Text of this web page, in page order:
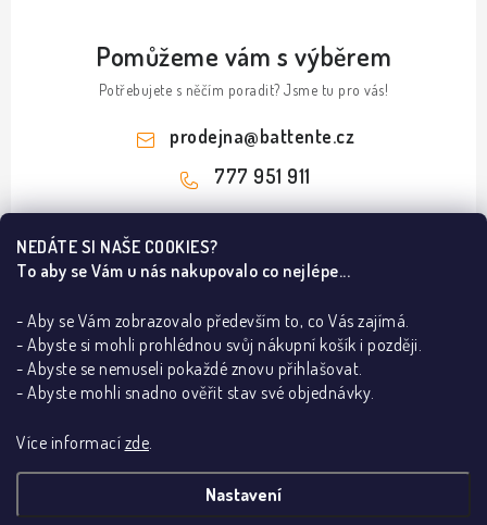
NEDÁTE SI NAŠE COOKIES?
To aby se Vám u nás nakupovalo co nejlépe...
- Aby se Vám zobrazovalo především to, co Vás zajímá.
- Abyste si mohli prohlédnou svůj nákupní košík i později.
- Abyste se nemuseli pokaždé znovu přihlašovat.
- Abyste mohli snadno ověřit stav své objednávky.
Více informací zde.
Nastavení
Pomůžeme vám s výběrem
Potřebujete s něčím poradit? Jsme tu pro vás!
prodejna@battente.cz
777 951 911
Z
Informace pro vás
B2B
REALIZACE
Kontakty
Proč s námi
Vrácení, výměna zboží
Ze světa dveří a podlah
Olej nebo lak na dřevěnou podlahu?
Dřevěné podlahy v Praze – ESCO a BARLINEK
Lakované dveře dle RAL dodají interiéru eleganci
Za pár korun DVEŘE vystřelené do VESMÍRU!
Mýty a fakta o výplních interiérových dveří
Poradna
Jak poznám pravé a levé dveře
Showroom BATTENTE
Libušská 1049/198, Praha 4 – Libuš, 14200
Stropní lišty Dveřní kování